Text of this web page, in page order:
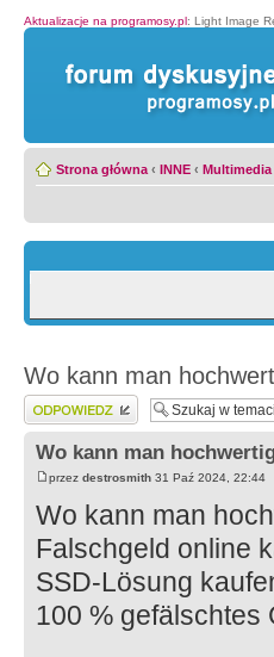
Aktualizacje na programosy.pl: Light Image
Strona główna ‹ INNE ‹
Wo kann man
Wyślij odpowiedź
Wo kann man
przez destrosmith 31 Paź 2024, 22:44
Wo kann man
Falschgeld online
SSD-Lösung
100 % gefälschtes